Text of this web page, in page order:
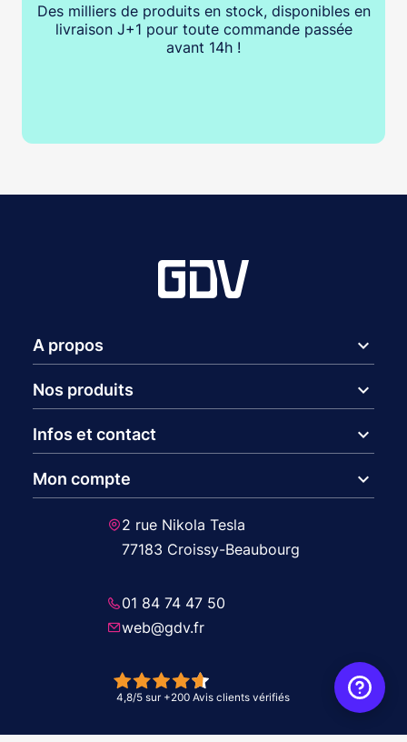
Des milliers de produits en stock, disponibles en
livraison J+1 pour toute commande passée
avant 14h !
A propos expand_more
Nos produits expand_more
Infos et contact expand_more
Mon compte expand_more
2 rue Nikola Tesla
77183 Croissy-Beaubourg
01 84 74 47 50
web@gdv.fr